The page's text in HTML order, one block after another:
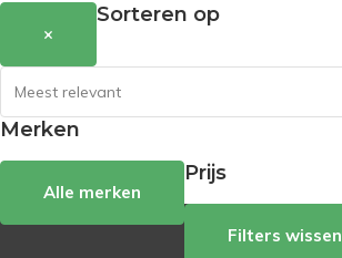
×
Sorteren op
Merken
Alle merken
Prijs
Filters wissen